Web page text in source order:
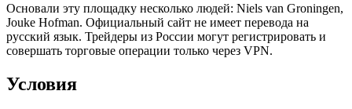
Основали эту площадку несколько людей: Niels van Groningen,
Jouke Hofman. Официальный сайт не имеет перевода на
русский язык. Трейдеры из России могут регистрировать и
совершать торговые операции только через VPN.
Условия